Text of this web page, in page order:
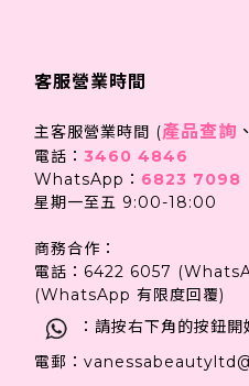
客服營業時間
主客服營業時間 (產品查詢 、
電話： 3460 4846
WhatsApp： 6823 7098
星期一至五 9:00-18:00
商務合作：
電話：6422 6057
(WhatsApp 有限度回覆)
：請按右下角的按鈕開
電郵：